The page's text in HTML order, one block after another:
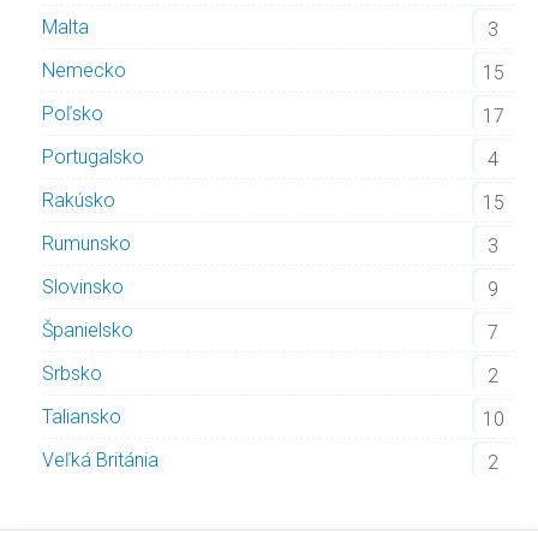
Malta
3
Nemecko
15
Poľsko
17
Portugalsko
4
Rakúsko
15
Rumunsko
3
Slovinsko
9
Španielsko
7
Srbsko
2
Taliansko
10
Veľká Británia
2